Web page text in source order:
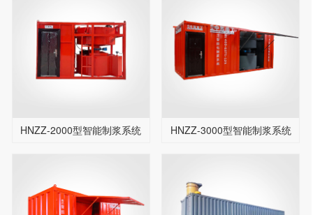
HNZZ-2000型智能制浆系统 HNZZ-3000型智能制浆系统